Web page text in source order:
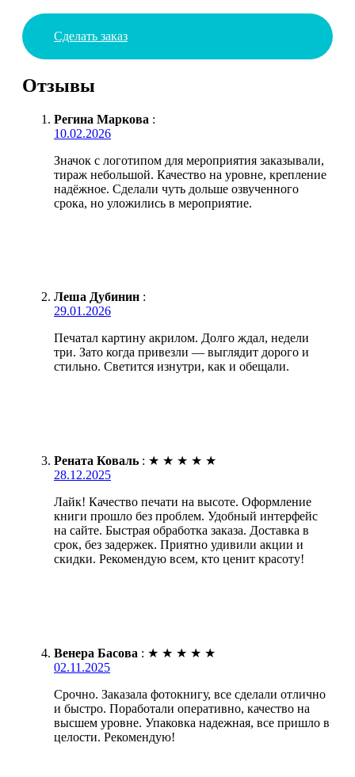
Сделать заказ
Отзывы
Регина Маркова :
10.02.2026
Значок с логотипом для мероприятия заказывали,
тираж небольшой. Качество на уровне, крепление
надёжное. Сделали чуть дольше озвученного
срока, но уложились в мероприятие.
Леша Дубинин :
29.01.2026
Печатал картину акрилом. Долго ждал, недели
три. Зато когда привезли — выглядит дорого и
стильно. Светится изнутри, как и обещали.
Рената Коваль : ★ ★ ★ ★ ★
28.12.2025
Лайк! Качество печати на высоте. Оформление
книги прошло без проблем. Удобный интерфейс
на сайте. Быстрая обработка заказа. Доставка в
срок, без задержек. Приятно удивили акции и
скидки. Рекомендую всем, кто ценит красоту!
Венера Басова : ★ ★ ★ ★ ★
02.11.2025
Срочно. Заказала фотокнигу, все сделали отлично
и быстро. Поработали оперативно, качество на
высшем уровне. Упаковка надежная, все пришло в
целости. Рекомендую!